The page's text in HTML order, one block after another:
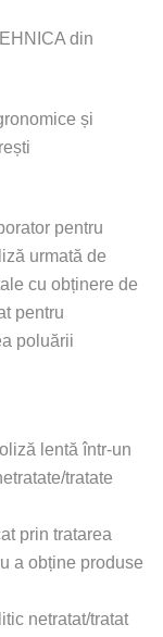
din
și
pentru
urmată de
cu obținere de
pentru
poluării
lentă într-un
tratate
prin tratarea
a obține produse
netratat/tratat